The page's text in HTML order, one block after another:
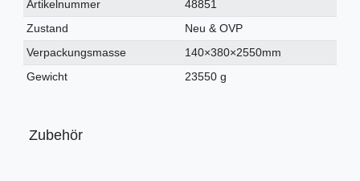
Technisches
Merkmal
Wert
Artikelnummer
48851
Zustand
Neu & OVP
Verpackungsmasse
140×380×2550mm
Gewicht
23550 g
Zubehör